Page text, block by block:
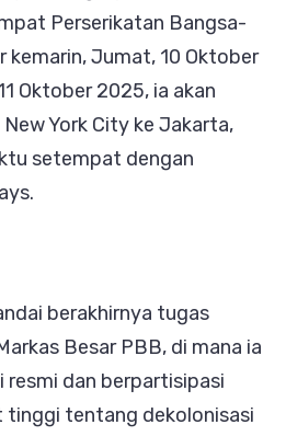
Kembali
ke
Jakarta
Hari
Perserikatan Bangsa-
kemarin, Jumat, 10 Oktober
Oktober 2025, ia akan
York City ke Jakarta,
setempat dengan
berakhirnya tugas
Besar PBB, di mana ia
dan berpartisipasi
tinggi tentang dekolonisasi